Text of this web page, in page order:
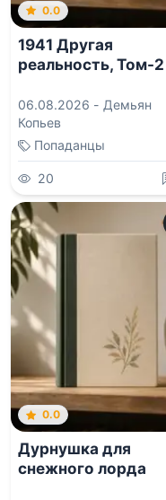
0.0
1941 Другая
реальность, Том-2
06.08.2026 - Демьян
Копьев
Попаданцы
20
0.0
Дурнушка для
снежного лорда